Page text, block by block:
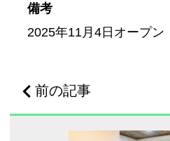
備考
2025年11月4日オープン
前の記事